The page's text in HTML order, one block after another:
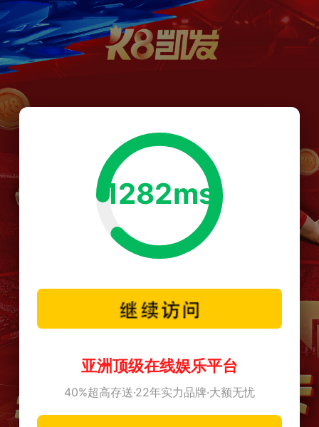
1282ms
亚洲顶级在线娱乐平台
40%超高存送·22年实力品牌·大额无忧